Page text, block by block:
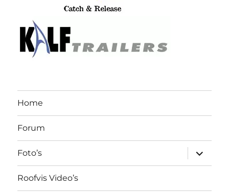
Home
Forum
Foto’s
Roofvis Video’s